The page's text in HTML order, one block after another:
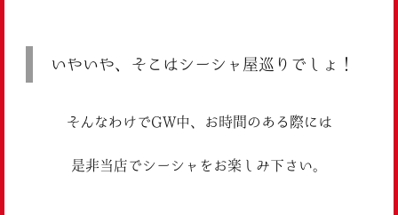
いやいや、そこはシーシャ屋巡りでしょ！
そんなわけでGW中、お時間のある際には
是非当店でシーシャをお楽しみ下さい。